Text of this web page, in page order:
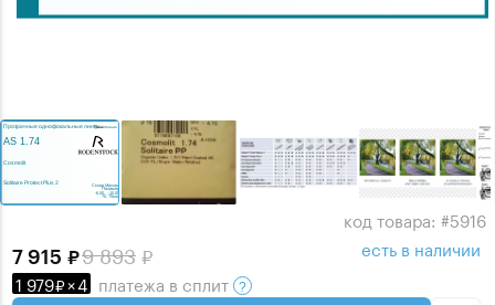
код товара: #5916
9 893
7 915
1 979 ×4 платежа в сплит
есть в наличии